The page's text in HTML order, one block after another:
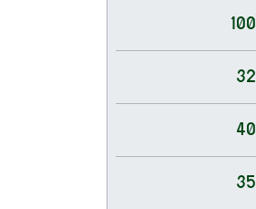
100
32
40
35